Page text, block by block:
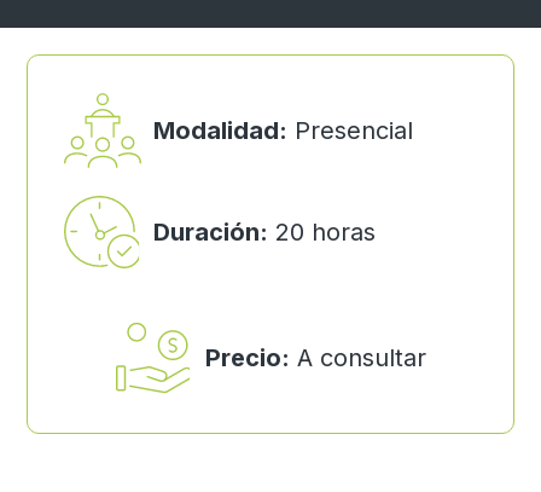
Modalidad: Presencial
Duración: 20 horas
Precio: A consultar